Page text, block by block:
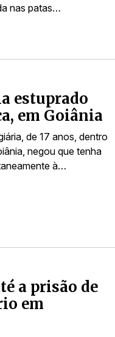
nas patas…
estuprado
em Goiânia
de 17 anos, dentro
negou que tenha
à…
a prisão de
em